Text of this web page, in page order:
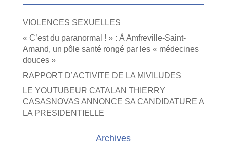
VIOLENCES SEXUELLES
« C’est du paranormal ! » : À Amfreville-Saint-
Amand, un pôle santé rongé par les « médecines
douces »
RAPPORT D’ACTIVITE DE LA MIVILUDES
LE YOUTUBEUR CATALAN THIERRY
CASASNOVAS ANNONCE SA CANDIDATURE A
LA PRESIDENTIELLE
Archives